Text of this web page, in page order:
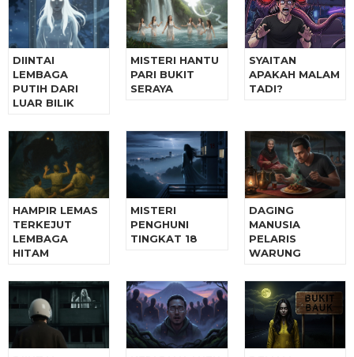
DIINTAI
LEMBAGA
PUTIH DARI
LUAR BILIK
MISTERI HANTU
PARI BUKIT
SERAYA
SYAITAN
APAKAH MALAM
TADI?
HAMPIR LEMAS
TERKEJUT
LEMBAGA
HITAM
MISTERI
PENGHUNI
TINGKAT 18
DAGING
MANUSIA
PELARIS
WARUNG